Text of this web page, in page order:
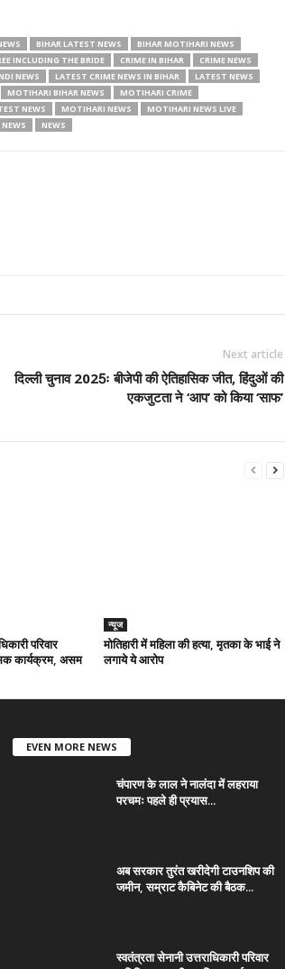
BIHAR LATEST NEWS
BIHAR MOTIHARI NEWS
INCLUDING THE BRIDE CRIME IN BIHAR
CRIME NEWS
NEWS LATEST CRIME NEWS IN BIHAR
LATEST NEWS
MOTIHARI BIHAR NEWS
MOTIHARI CRIME
NEWS MOTIHARI NEWS
MOTIHARI NEWS LIVE
NEWS
Next article
दिल्ली चुनाव 2025ः बीजेपी की ऐतिहासिक जीत, हिंदुओं की
एकजुटता ने ‘आप’ को किया ‘साफ’
परिवार
कार्यक्रम, असम
न्यूज
मोतिहारी में महिला की हत्या, मृतका के भाई ने
लगाये ये आरोप
EVEN MORE NEWS
चंपारण के लाल ने नालंदा में लहराया
परचमः पहले ही प्रयास...
अब सरकार तुरंत खरीदेगी टाउनशिप की
जमीन, सम्राट कैबिनेट की बैठक...
स्वतंत्रता सेनानी उत्तराधिकारी परिवार